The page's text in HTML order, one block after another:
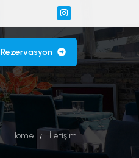
Rezervasyon
Home İletişim